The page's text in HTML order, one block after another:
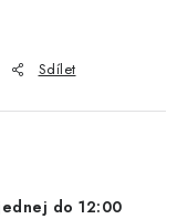
Sdílet
do 12:00